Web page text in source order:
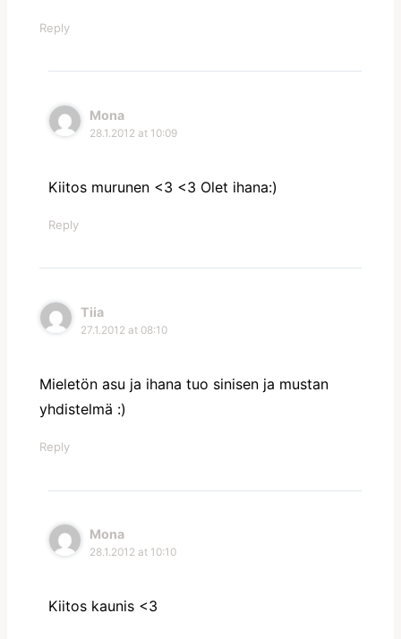
Reply
Mona
28.1.2012 at 10:09
Kiitos murunen <3 <3 Olet ihana:)
Reply
Tiia
27.1.2012 at 08:10
Mieletön asu ja ihana tuo sinisen ja mustan
yhdistelmä :)
Reply
Mona
28.1.2012 at 10:10
Kiitos kaunis <3